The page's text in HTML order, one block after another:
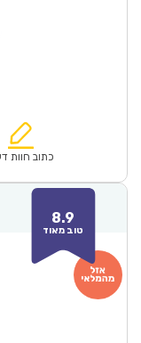
הוא:
כתוב חוות
8.9
טוב מאוד